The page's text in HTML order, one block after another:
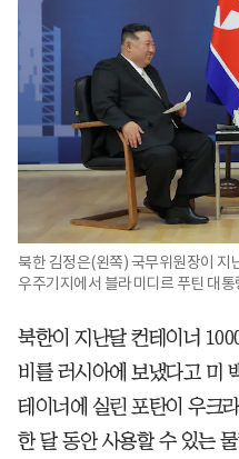
북한 김정은(왼쪽) 국무위원장이 지
우주기지에서 블라미디르 푸틴 대
북한이 지난달 컨테이너
비를 러시아에 보냈다고 미
테이너에 실린 포탄이 우크
한 달 동안 사용할 수 있는